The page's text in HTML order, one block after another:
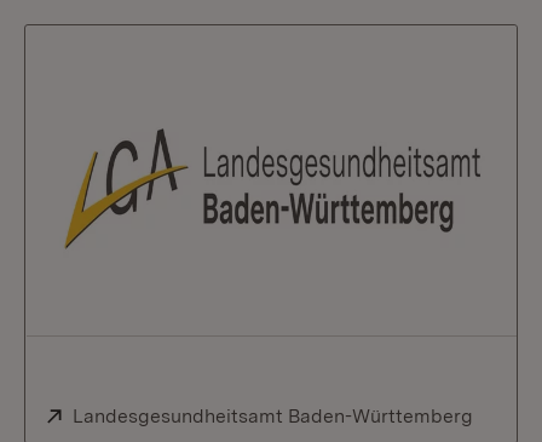
Extern:
Landesgesundheitsamt Baden-Württemberg